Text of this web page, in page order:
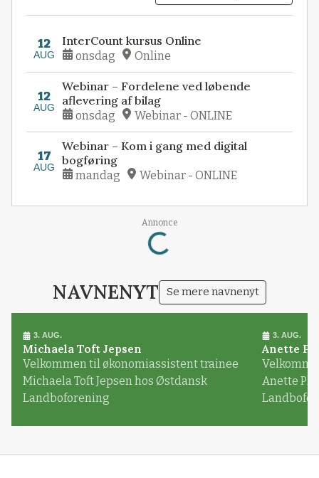
12
AUG
InterCount kursus Online
onsdag Online
12
AUG
Webinar – Fordelene ved løbende
aflevering af bilag
onsdag Webinar - ONLINE
17
AUG
Webinar – Kom i gang med digital
bogføring
mandag Webinar - ONLINE
Annonce
Loading...
NAVNENYT Se mere navnenyt
3. AUG.
Michaela Toft Jepsen
Velkommen til økonomiassistent trainee
Michaela Toft Jepsen hos Østdansk
Landboforening
3. AUG.
Anette
Anette